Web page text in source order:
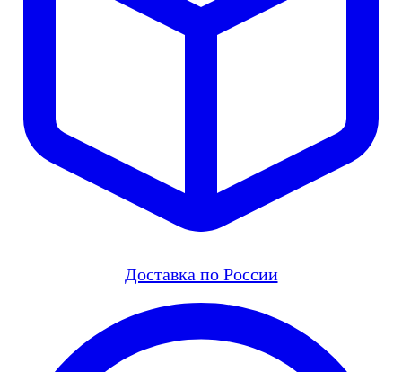
Доставка по России